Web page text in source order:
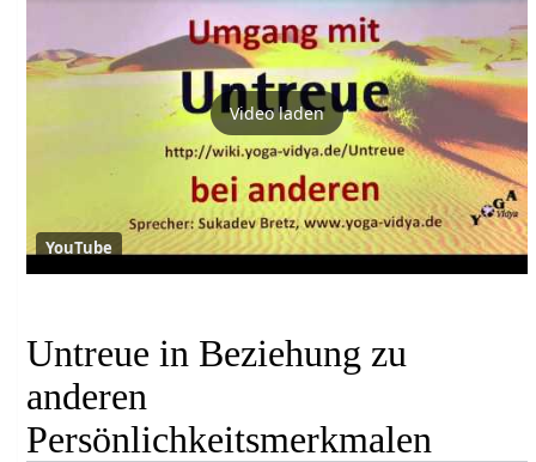
Video laden
YouTube
Untreue in Beziehung zu
anderen
Persönlichkeitsmerkmalen